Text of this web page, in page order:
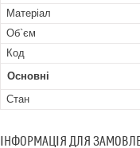
Матеріал
Об`єм
Код
Основні
Стан
ІНФОРМАЦІЯ ДЛЯ